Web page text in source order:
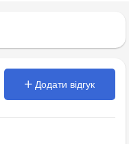
Додати відгук